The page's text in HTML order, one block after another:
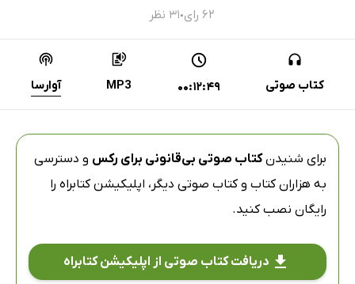
۶۲ رای ● ۳۱ نظر
کتاب صوتی 00:12:49
MP3 آوارسا
برای شنیدنکتاب صوتی بی‌قانونی برای رکس و دسترسی
به هزاران کتاب و کتاب صوتی دیگر، اپلیکیشن کتابراه را
رایگان نصب کنید.
دریافت کتاب صوتی از اپلیکیشن کتابراه